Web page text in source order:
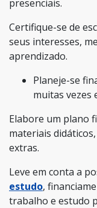
presenciais.
Certifique-se de
seus interesses,
aprendizado.
Planeje-se
muitas vezes
Elabore um plano
materiais
extras.
Leve em conta a
estudo,
trabalho e estudo